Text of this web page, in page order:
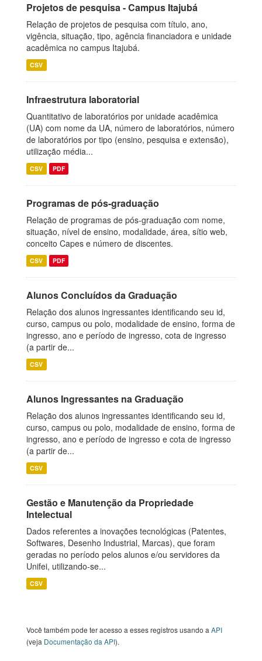
Projetos de pesquisa - Campus Itajubá
Relação de projetos de pesquisa com título, ano,
vigência, situação, tipo, agência financiadora e unidade
acadêmica no campus Itajubá.
CSV
Infraestrutura laboratorial
Quantitativo de laboratórios por unidade acadêmica
(UA) com nome da UA, número de laboratórios, número
de laboratórios por tipo (ensino, pesquisa e extensão),
utilização média...
CSV PDF
Programas de pós-graduação
Relação de programas de pós-graduação com nome,
situação, nível de ensino, modalidade, área, sítio web,
conceito Capes e número de discentes.
CSV PDF
Alunos Concluídos da Graduação
Relação dos alunos ingressantes identificando seu id,
curso, campus ou polo, modalidade de ensino, forma de
ingresso, ano e período de ingresso, cota de ingresso
(a partir de...
CSV
Alunos Ingressantes na Graduação
Relação dos alunos ingressantes identificando seu id,
curso, campus ou polo, modalidade de ensino, forma de
ingresso, ano e período de ingresso e cota de ingresso
(a partir de...
CSV
Gestão e Manutenção da Propriedade
Intelectual
Dados referentes a inovações tecnológicas (Patentes,
Softwares, Desenho Industrial, Marcas), que foram
geradas no período pelos alunos e/ou servidores da
Unifei, utilizando-se...
CSV
Você também pode ter acesso a esses registros usando a API
(veja Documentação da API).